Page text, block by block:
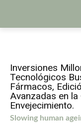
Inversiones
Tecnológicos
Fármacos,
Avanzadas en
Envejecimiento.
Slowing human